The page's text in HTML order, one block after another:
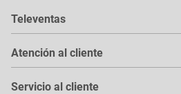
Televentas
Atención al cliente
Servicio al cliente